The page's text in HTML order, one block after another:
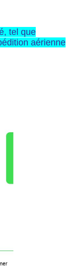
tel que
aérienne